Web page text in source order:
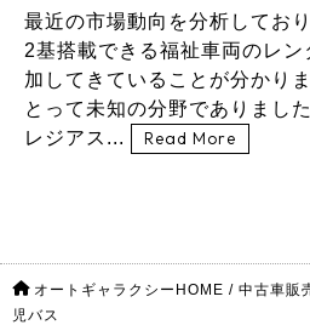
最近の市場動向を分析してお
2基搭載できる福祉車両のレ
加してきていることが分かり
とって未知の分野でありまし
レジアス...
Read More
オートギャラクシーHOME / 中古車販
児バス